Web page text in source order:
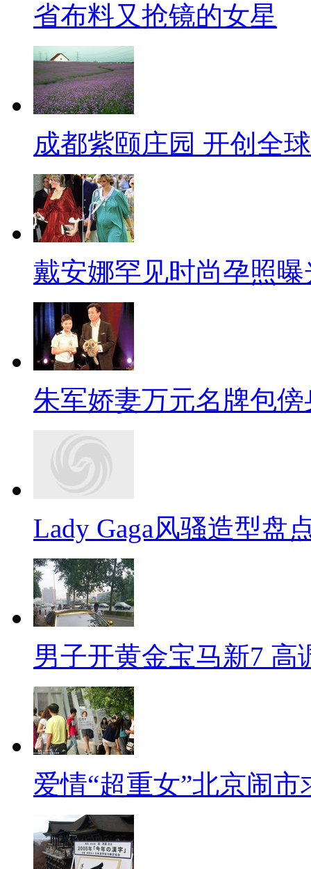
省布料又抢镜的女星
成都紫颐庄园 开创全
戴安娜罕见时尚孕照
朱军娇妻万元名牌包
Lady Gaga风骚造型盘
男子开黄金宝马新7 高
爱情“超重女”北京闹市